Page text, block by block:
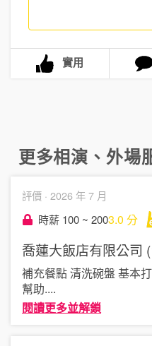
實用
更多相演 、 外場
評價 · 2026 年 7 月
時薪 100 ~ 2003.0 分
喬蓮大飯店有限公司
補充餐點 清洗碗盤 基本
幫助....
閱讀更多並解鎖